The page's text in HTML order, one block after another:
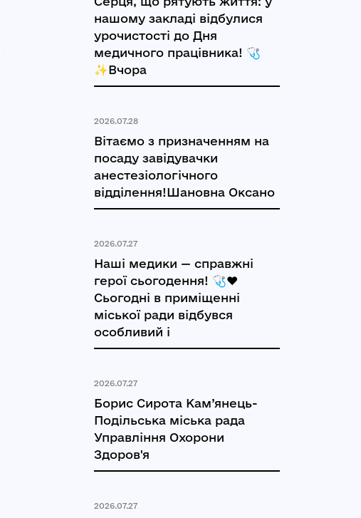
нашому закладі відбулися
урочистості до Дня
медичного працівника! 🩺
✨Вчора
2026.07.28
Вітаємо з призначенням на
посаду завідувачки
анестезіологічного
відділення!Шановна Оксано
2026.07.27
Наші медики — справжні
герої сьогодення! 🩺❤️
Сьогодні в приміщенні
міської ради відбувся
особливий і
2026.07.27
Борис Сирота Кам’янець-
Подільська міська рада
Управління Охорони
Здоров'я
2026.07.27